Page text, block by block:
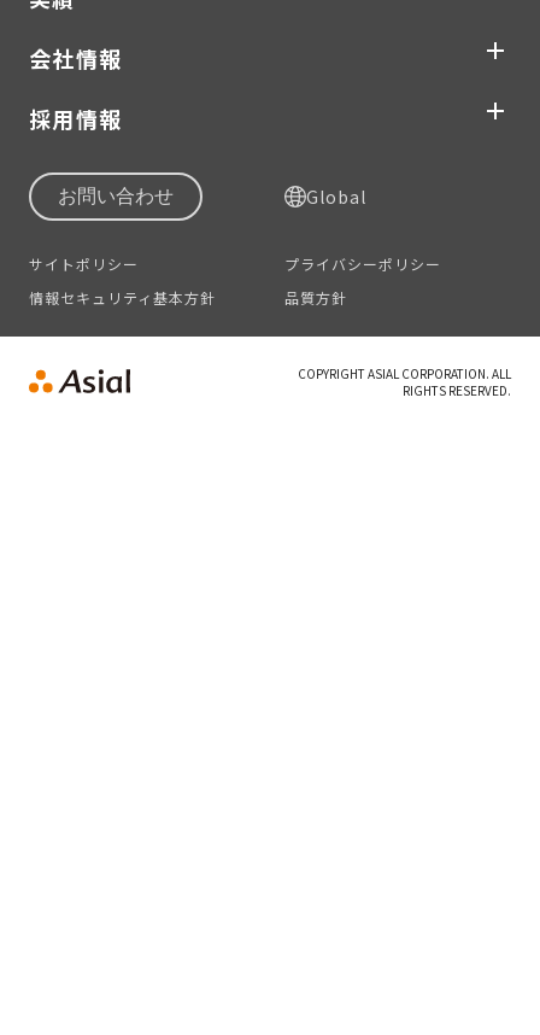
会社情報
採用情報
お問い合わせ Global
サイトポリシー
プライバシーポリシー
情報セキュリティ基本方針
品質方針
COPYRIGHT ASIAL CORPORATION. ALL
RIGHTS RESERVED.